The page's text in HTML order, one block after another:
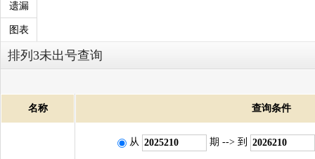
遗漏
图表
排列3未出号查询
名称 查询条件
从 期 --> 到